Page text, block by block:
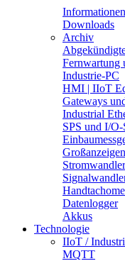
Informationen
Downloads
Archiv
Fernwartung
Industrie-PC
HMI | IIoT
Gateways
Industrial
SPS und I/O-
Großanzeigen
Datenlogger
Akkus
Technologie
IIoT /
MQTT